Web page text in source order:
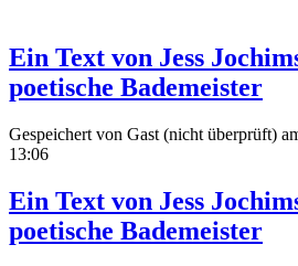
Ein Text von Jess
poetische Bademeister
Gespeichert von Gast (nicht überprüft)
13:06
Ein Text von Jess
poetische Bademeister